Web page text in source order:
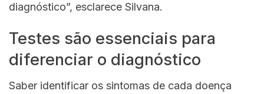
diagnóstico”, esclarece Silvana.
Testes são essenciais para
diferenciar o diagnóstico
Saber identificar os sintomas de cada doença